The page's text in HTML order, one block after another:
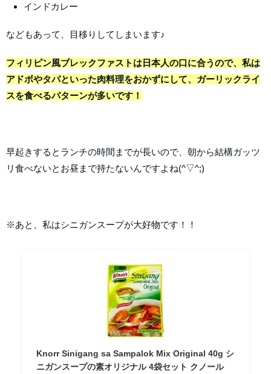
インドカレー
などもあって、目移りしてしまいます♪
フィリピン風ブレックファストは日本人の口に合うので、私は
アドボやタパといった肉料理をおかずにして、ガーリックライ
スを食べるパターンが多いです！
早起きするとランチの時間までが長いので、朝から結構ガッツ
リ食べないとお昼まで持たないんですよね(^▽^;)
※あと、私はシニガンスープが大好物です！！
Knorr Sinigang sa Sampalok Mix Original 40g シ
ニガンスープの素オリジナル 4袋セット クノール